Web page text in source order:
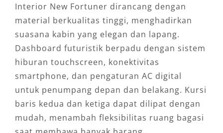
Interior New Fortuner dirancang dengan
material berkualitas tinggi, menghadirkan
suasana kabin yang elegan dan lapang.
Dashboard futuristik berpadu dengan sistem
hiburan touchscreen, konektivitas
smartphone, dan pengaturan AC digital
untuk penumpang depan dan belakang. Kursi
baris kedua dan ketiga dapat dilipat dengan
mudah, menambah fleksibilitas ruang bagasi